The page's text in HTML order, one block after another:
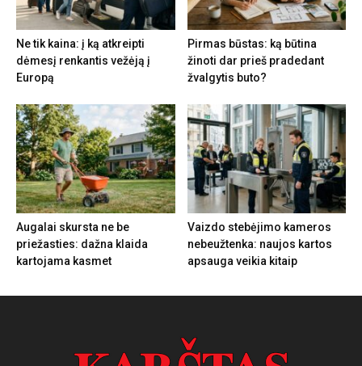
Ne tik kaina: į ką atkreipti
dėmesį renkantis vežėją į
Europą
Pirmas būstas: ką būtina
žinoti dar prieš pradedant
žvalgytis buto?
Augalai skursta ne be
priežasties: dažna klaida
kartojama kasmet
Vaizdo stebėjimo kameros
nebeužtenka: naujos kartos
apsauga veikia kitaip